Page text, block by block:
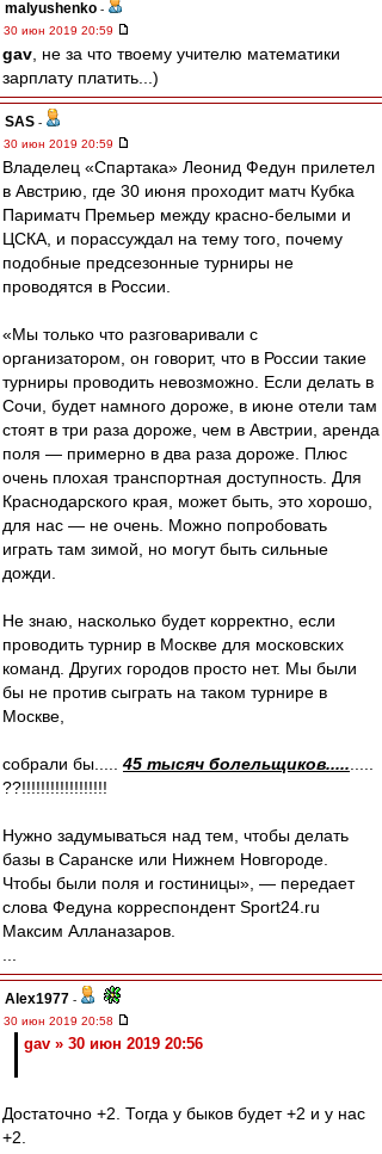
malyushenko -
30 июн 2019 20:59
gav , не за что твоему учителю математики
зарплату платить...)
SAS -
30 июн 2019 20:59
Владелец «Спартака» Леонид Федун прилетел
в Австрию, где 30 июня проходит матч Кубка
Париматч Премьер между красно-белыми и
ЦСКА, и порассуждал на тему того, почему
подобные предсезонные турниры не
проводятся в России.
«Мы только что разговаривали с
организатором, он говорит, что в России такие
турниры проводить невозможно. Если делать в
Сочи, будет намного дороже, в июне отели там
стоят в три раза дороже, чем в Австрии, аренда
поля — примерно в два раза дороже. Плюс
очень плохая транспортная доступность. Для
Краснодарского края, может быть, это хорошо,
для нас — не очень. Можно попробовать
играть там зимой, но могут быть сильные
дожди.
Не знаю, насколько будет корректно, если
проводить турнир в Москве для московских
команд. Других городов просто нет. Мы были
бы не против сыграть на таком турнире в
Москве,
собрали бы..... 45 тысяч болельщиков.....
??!!!!!!!!!!!!!!!!!!
Нужно задумываться над тем, чтобы делать
базы в Саранске или Нижнем Новгороде.
Чтобы были поля и гостиницы», — передает
слова Федуна корреспондент Sport24.ru
Максим Алланазаров.
Alex1977 -
30 июн 2019 20:58
gav » 30 июн 2019 20:56
Достаточно +2. Тогда у быков будет +2 и у нас
+2.